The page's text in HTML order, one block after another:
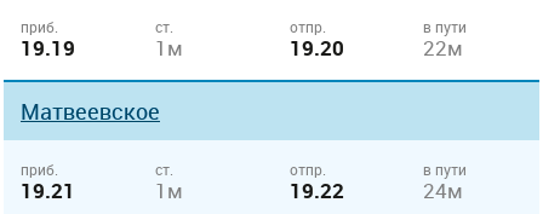
приб.
19.19
ст.
1м
отпр.
19.20
в пути
22м
Матвеевское
приб.
19.21
ст.
1м
отпр.
19.22
в пути
24м